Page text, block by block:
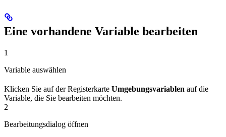
Eine vorhandene Variable bearbeiten
1
Variable auswählen
Klicken Sie auf der Registerkarte Umgebungsvariablen auf die
Variable, die Sie bearbeiten möchten.
2
Bearbeitungsdialog öffnen